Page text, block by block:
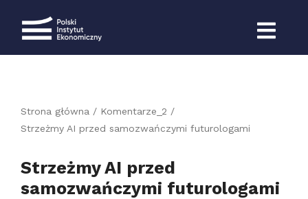
Strona główna
Komentarze_2
Strzeżmy AI przed samozwańczymi futurologami
Strzeżmy AI przed
samozwańczymi futurologami